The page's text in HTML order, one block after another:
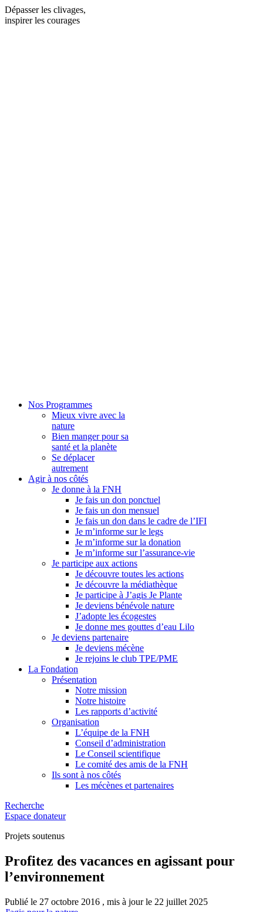
Dépasser les clivages,
inspirer les courages
Nos Programmes
Mieux vivre avec la
nature
Bien manger pour sa
santé et la planète
Se déplacer
autrement
Agir à nos côtés
Je donne à la FNH
Je fais un don ponctuel
Je fais un don mensuel
Je fais un don dans le cadre de l’IFI
Je m’informe sur le legs
Je m’informe sur la donation
Je m’informe sur l’assurance-vie
Je participe aux actions
Je découvre toutes les actions
Je découvre la médiathèque
Je participe à J’agis Je Plante
Je deviens bénévole nature
J’adopte les écogestes
Je donne mes gouttes d’eau Lilo
Je deviens partenaire
Je deviens mécène
Je rejoins le club TPE/PME
La Fondation
Présentation
Notre mission
Notre histoire
Les rapports d’activité
Organisation
L’équipe de la FNH
Conseil d’administration
Le Conseil scientifique
Le comité des amis de la FNH
Ils sont à nos côtés
Les mécènes et partenaires
Recherche
Espace donateur
Projets soutenus
Profitez des vacances en agissant pour
l’environnement
Publié le 27 octobre 2016 , mis à jour le 22 juillet 2025